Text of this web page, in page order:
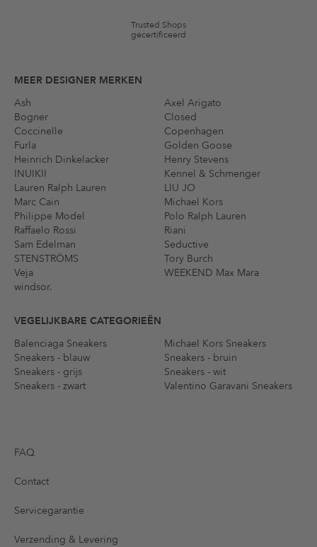
Trusted Shops
gecertificeerd
MEER DESIGNER MERKEN
Ash
Axel Arigato
Bogner
Closed
Coccinelle
Copenhagen
Furla
Golden Goose
Heinrich Dinkelacker
Henry Stevens
INUIKII
Kennel & Schmenger
Lauren Ralph Lauren
LIU JO
Marc Cain
Michael Kors
Philippe Model
Polo Ralph Lauren
Raffaelo Rossi
Riani
Sam Edelman
Seductive
STENSTRÖMS
Tory Burch
Veja
WEEKEND Max Mara
windsor.
VEGELIJKBARE CATEGORIEËN
Balenciaga Sneakers
Michael Kors Sneakers
Sneakers - blauw
Sneakers - bruin
Sneakers - grijs
Sneakers - wit
Sneakers - zwart
Valentino Garavani Sneakers
FAQ
Contact
Servicegarantie
Verzending & Levering